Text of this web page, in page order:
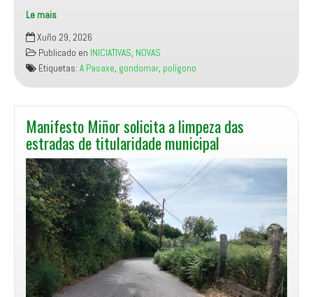
Le mais
Manifesto
Miñor
pide
explicacións
a
Don
Paco
Ferreira
sobre
o
financiamento
das
obras
da
1ª
fase
do
Polígono
Xuño 29, 2026
Publicado en INICIATIVAS, NOVAS
Etiquetas: A Pasaxe, gondomar, polígono
Manifesto Miñor solicita a limpeza das
estradas de titularidade municipal